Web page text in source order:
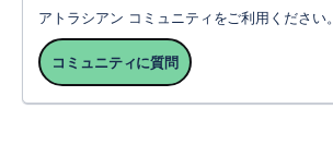
アトラシアン コミュニティをご利用ください。
コミュニティに質問